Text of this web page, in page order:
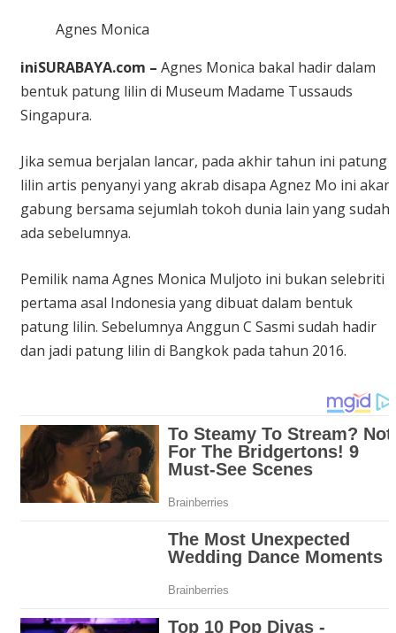
Rekaman
Agnes Monica
iniSURABAYA.com – Agnes Monica bakal hadir dalam
bentuk patung lilin di Museum Madame Tussauds
Singapura.
Jika semua berjalan lancar, pada akhir tahun ini patung
lilin artis penyanyi yang akrab disapa Agnez Mo ini akan
gabung bersama sejumlah tokoh dunia lain yang sudah
ada sebelumnya.
Pemilik nama Agnes Monica Muljoto ini bukan selebriti
pertama asal Indonesia yang dibuat dalam bentuk
patung lilin. Sebelumnya Anggun C Sasmi sudah hadir
dan jadi patung lilin di Bangkok pada tahun 2016.